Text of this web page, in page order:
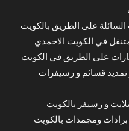
على الطريق بالكويت
في الكويت الاحمدي
على الطريق في الكويت
قسائم و رسيفرات
و رسيفر بالكويت
ومجمدات بالكويت